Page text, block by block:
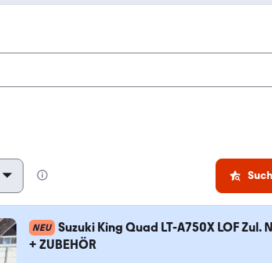
NEU
Suzuki King Quad LT-A750X LOF Zul.
+ ZUBEHÖR